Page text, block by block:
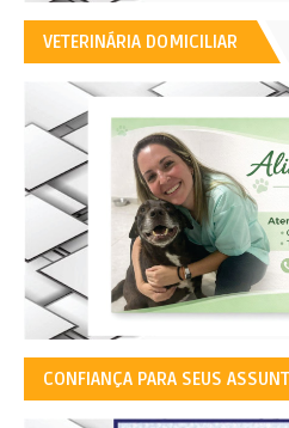
VETERINÁRIA DOMICILIAR
CONFIANÇA PARA SEUS